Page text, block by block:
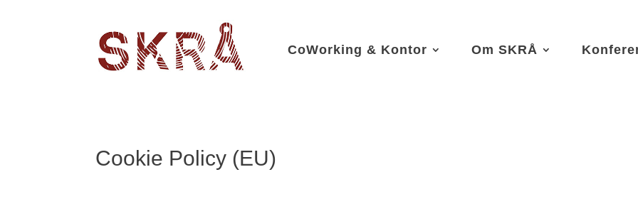
CoWorking & Kontor Om SKRÅ
Cookie Policy (EU)